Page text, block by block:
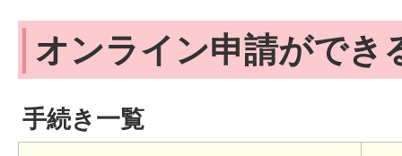
オンライン申請ができ
手続き一覧